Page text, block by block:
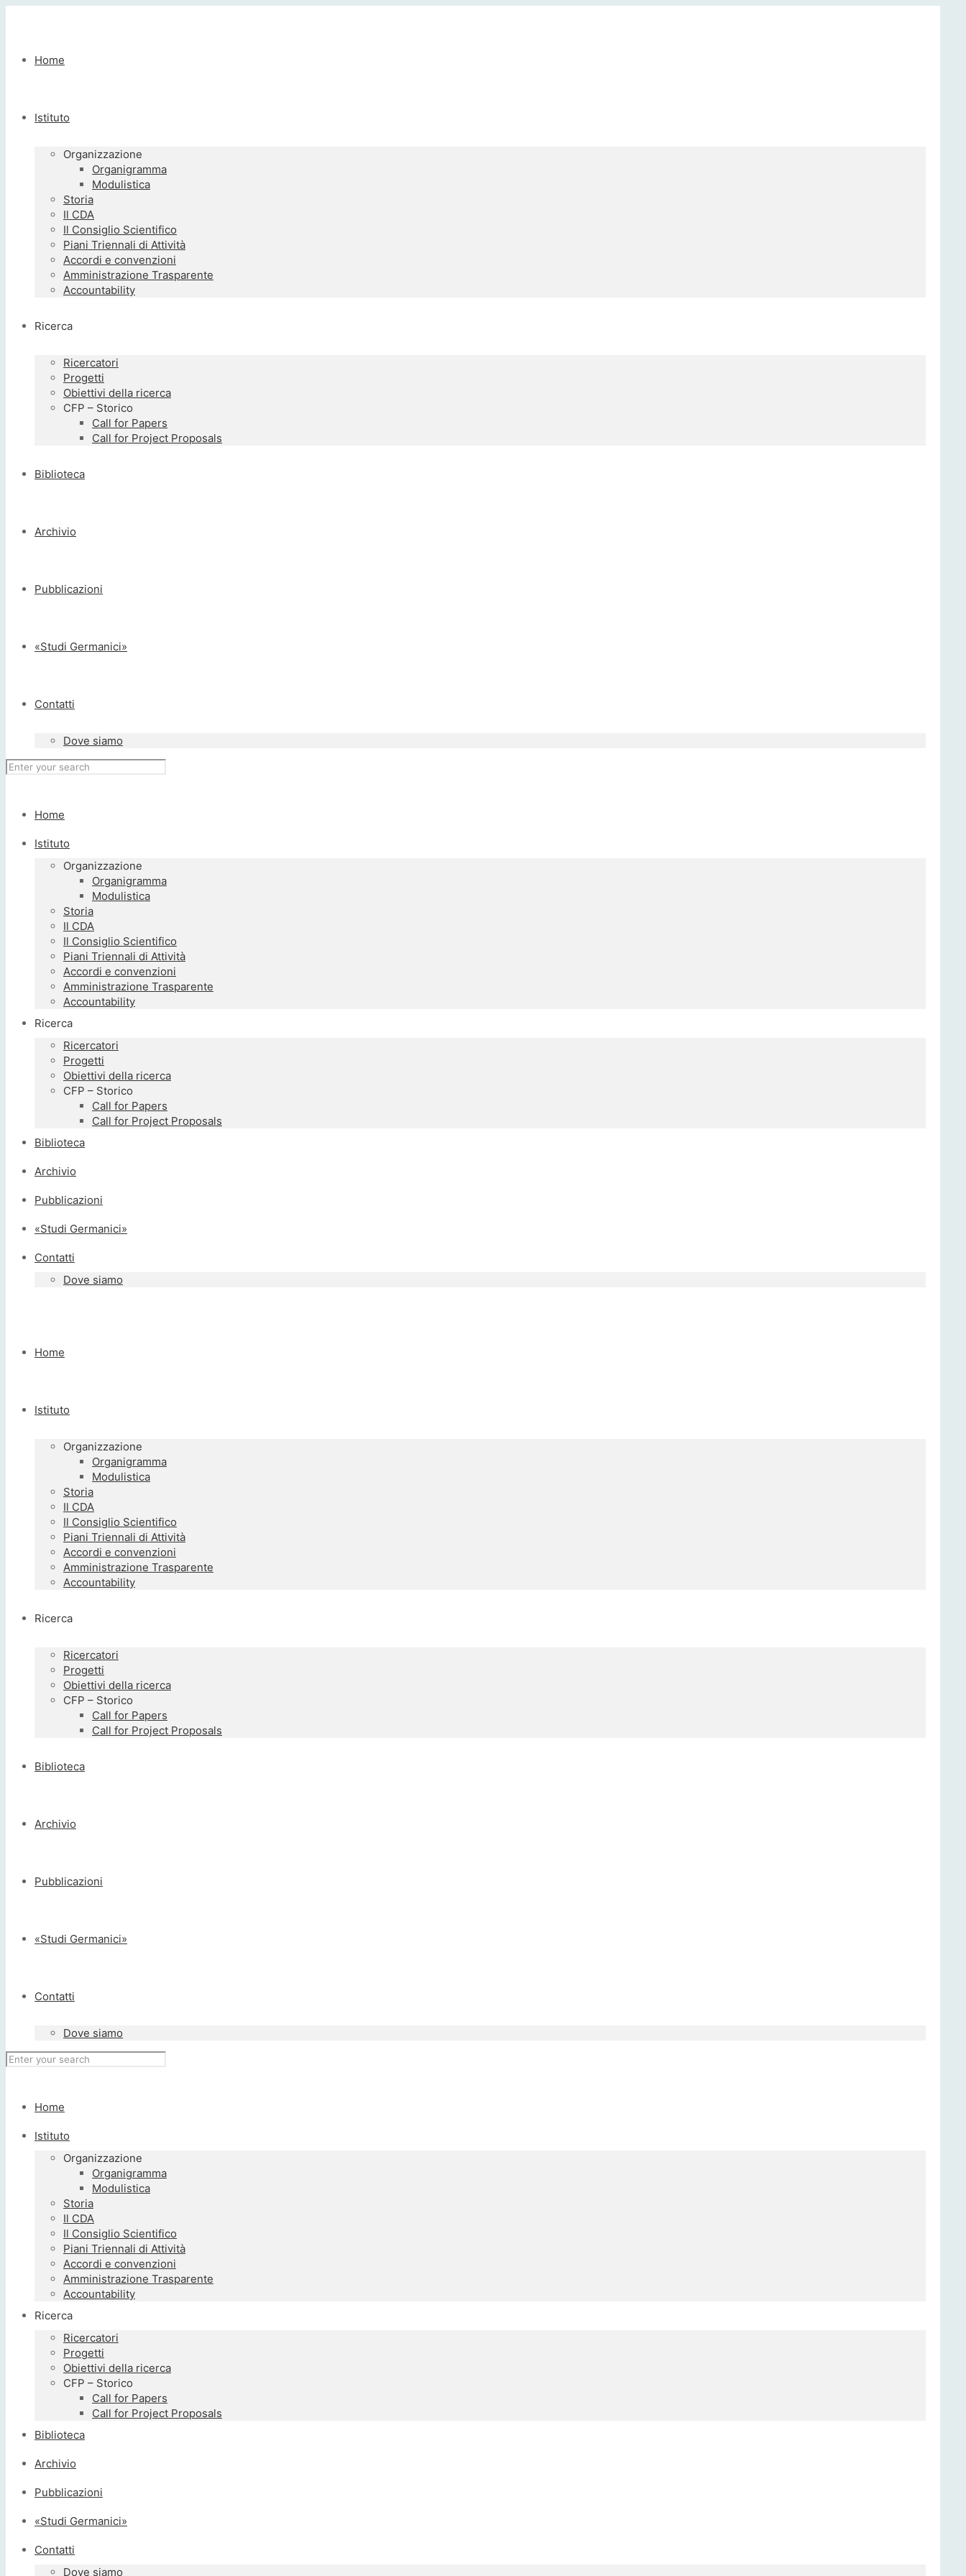
Home
Istituto
Organizzazione
Organigramma
Modulistica
Storia
Il CDA
Il Consiglio Scientifico
Piani Triennali di Attività
Accordi e convenzioni
Amministrazione Trasparente
Accountability
Ricerca
Ricercatori
Progetti
Obiettivi della ricerca
CFP – Storico
Call for Papers
Call for Project Proposals
Biblioteca
Archivio
Pubblicazioni
«Studi Germanici»
Contatti
Dove siamo
Home
Istituto
Organizzazione
Organigramma
Modulistica
Storia
Il CDA
Il Consiglio Scientifico
Piani Triennali di Attività
Accordi e convenzioni
Amministrazione Trasparente
Accountability
Ricerca
Ricercatori
Progetti
Obiettivi della ricerca
CFP – Storico
Call for Papers
Call for Project Proposals
Biblioteca
Archivio
Pubblicazioni
«Studi Germanici»
Contatti
Dove siamo
Home
Istituto
Organizzazione
Organigramma
Modulistica
Storia
Il CDA
Il Consiglio Scientifico
Piani Triennali di Attività
Accordi e convenzioni
Amministrazione Trasparente
Accountability
Ricerca
Ricercatori
Progetti
Obiettivi della ricerca
CFP – Storico
Call for Papers
Call for Project Proposals
Biblioteca
Archivio
Pubblicazioni
«Studi Germanici»
Contatti
Dove siamo
Home
Istituto
Organizzazione
Organigramma
Modulistica
Storia
Il CDA
Il Consiglio Scientifico
Piani Triennali di Attività
Accordi e convenzioni
Amministrazione Trasparente
Accountability
Ricerca
Ricercatori
Progetti
Obiettivi della ricerca
CFP – Storico
Call for Papers
Call for Project Proposals
Biblioteca
Archivio
Pubblicazioni
«Studi Germanici»
Contatti
Dove siamo